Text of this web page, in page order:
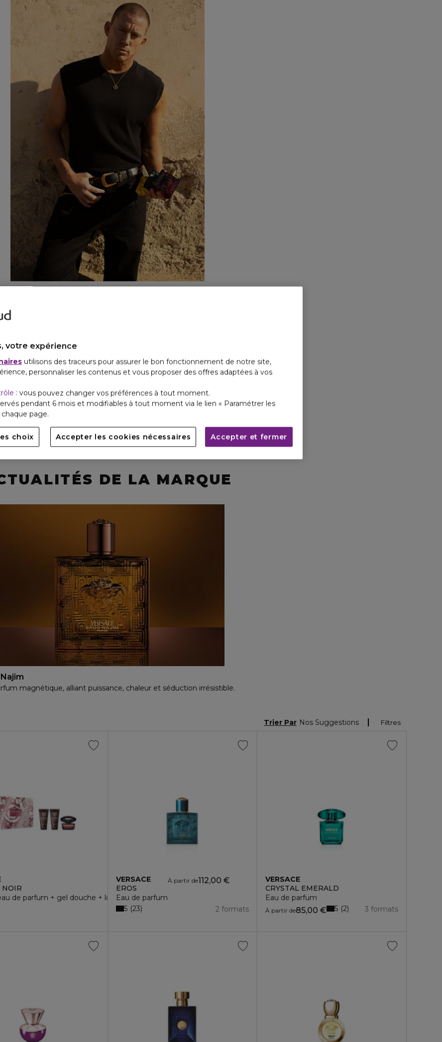
Parfums Homme Idées Cadeaux
DE LA MARQUE
magnétique, alliant puissance, chaleur et séduction irrésistible.
Filtres
Trier Par Nos Suggestions
NOIR
de parfum + gel douche + lotion corps
VERSACE
EROS
Eau de parfum
À partir de112,00 €
2 formats
5 23
VERSACE
CRYSTAL EMERALD
Eau de parfum
À partir de85,00 € 3 formats
5 2
votre expérience
utilisons des traceurs pour assurer le bon fonctionnement de notre site,
personnaliser les contenus et vous proposer des offres adaptées à vos
: vous pouvez changer vos préférences à tout moment.
pendant 6 mois et modifiables à tout moment via le lien « Paramétrer les
page.
choix Accepter les cookies nécessaires Accepter et fermer